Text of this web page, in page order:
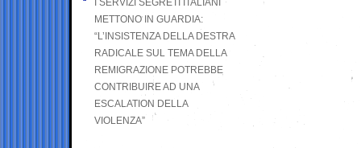
I SERVIZI SEGRETI ITALIANI
METTONO IN GUARDIA:
“L’INSISTENZA DELLA DESTRA
RADICALE SUL TEMA DELLA
REMIGRAZIONE POTREBBE
CONTRIBUIRE AD UNA
ESCALATION DELLA
VIOLENZA”